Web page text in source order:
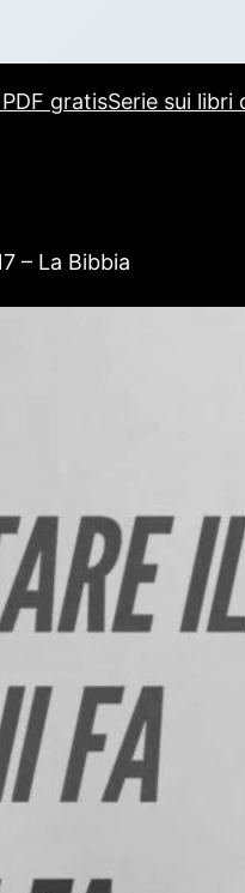
gratisSerie sui libri
– La Bibbia